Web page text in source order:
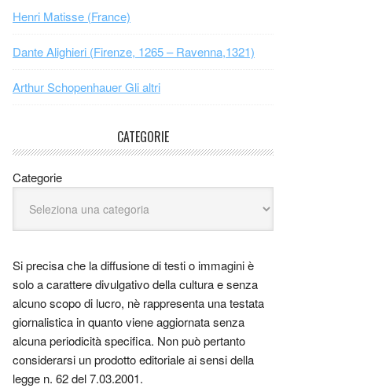
Henri Matisse (France)
Dante Alighieri (Firenze, 1265 – Ravenna,1321)
Arthur Schopenhauer Gli altri
CATEGORIE
Categorie
Si precisa che la diffusione di testi o immagini è
solo a carattere divulgativo della cultura e senza
alcuno scopo di lucro, nè rappresenta una testata
giornalistica in quanto viene aggiornata senza
alcuna periodicità specifica. Non può pertanto
considerarsi un prodotto editoriale ai sensi della
legge n. 62 del 7.03.2001.